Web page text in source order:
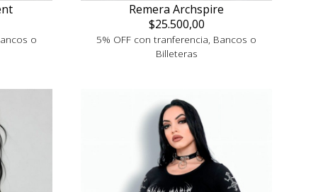
o
Remera Archspire
$25.500,00
5% OFF con tranferencia, Bancos o
Billeteras